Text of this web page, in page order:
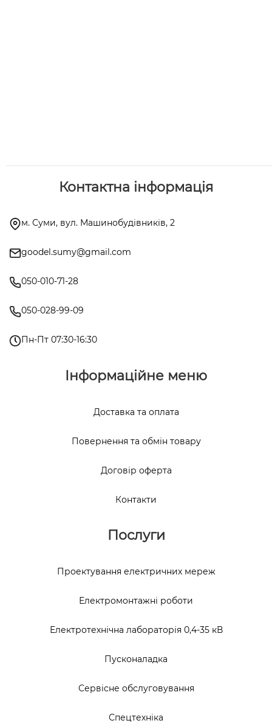
Контактна інформація
м. Суми, вул. Машинобудівників, 2
goodel.sumy@gmail.com
050-010-71-28
050-028-99-09
Пн-Пт 07:30-16:30
Інформаційне меню
Доставка та оплата
Повернення та обмін товару
Договір оферта
Контакти
Послуги
Проектування електричних мереж
Електромонтажні роботи
Електротехнічна лабораторія 0,4-35 кВ
Пусконаладка
Сервісне обслуговування
Спецтехніка